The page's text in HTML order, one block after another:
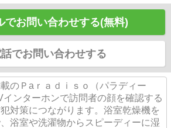
でお問い合わせする(無料)
話でお問い合わせする
のＰaｒａｄｉｓｏ（パラディー
ンターホンで訪問者の顔を確認する
対策につながります。浴室乾燥機を
浴室や洗濯物からスピーディーに湿